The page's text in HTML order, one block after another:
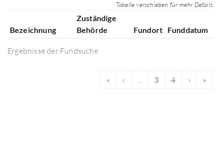
Tabelle verschieben für mehr Details
Ergebnisse der Fundsuche
Bezeichnung
Zuständige
Behörde
Fundort Funddatum
« ‹ ... 3 4 › »